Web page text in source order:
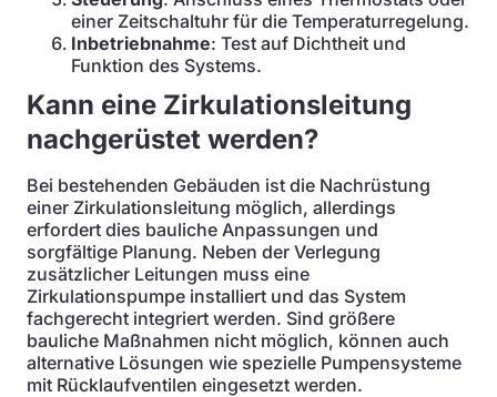
einer Zeitschaltuhr für die Temperaturregelung.
Inbetriebnahme: Test auf Dichtheit und
Funktion des Systems.
Kann eine Zirkulationsleitung
nachgerüstet werden?
Bei bestehenden Gebäuden ist die Nachrüstung
einer Zirkulationsleitung möglich, allerdings
erfordert dies bauliche Anpassungen und
sorgfältige Planung. Neben der Verlegung
zusätzlicher Leitungen muss eine
Zirkulationspumpe installiert und das System
fachgerecht integriert werden. Sind größere
bauliche Maßnahmen nicht möglich, können auch
alternative Lösungen wie spezielle Pumpensysteme
mit Rücklaufventilen eingesetzt werden.